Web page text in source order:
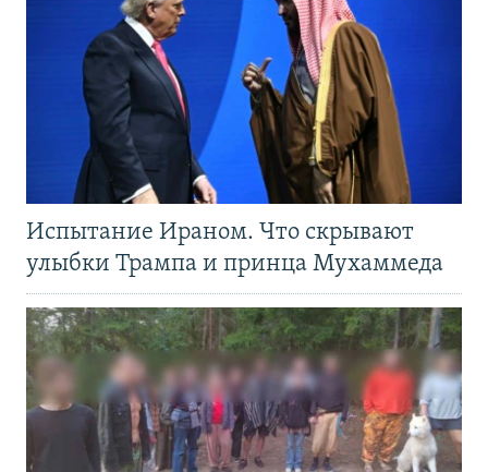
Испытание Ираном. Что скрывают
улыбки Трампа и принца Мухаммеда